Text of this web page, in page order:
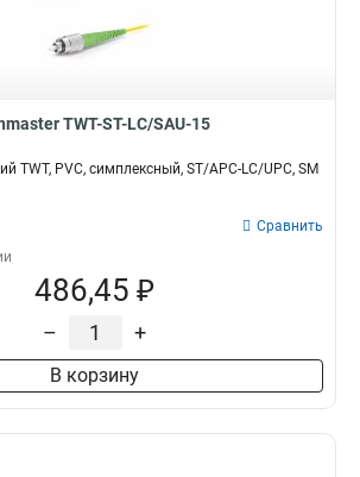
TWT-ST-LC/SAU-15
TWT, PVC, симплексный, ST/APC-LC/UPC, SM
Сравнить
486,45 ₽
– +
В корзину